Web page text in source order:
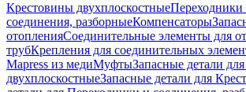
Крестовины двухплоскостныеПереходники
соединения, разборныеКомпенсаторы
отопленияСоединительные элементы для
трубКрепления для соединительных
Mapress из медиМуфтыЗапасные детали
двухплоскостныеЗапасные детали для